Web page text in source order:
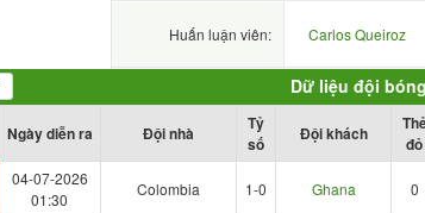
Huấn luận viên: Carlos Queiroz
Dữ liệu đội bóng
Ngày diễn ra Đội nhà
Tỷ
số
Đội khách
đỏ
04-07-2026
01:30
Colombia 1-0 Ghana 0